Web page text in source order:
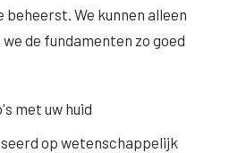
We kunnen alleen
de fundamenten zo goed
met uw huid
op wetenschappelijk